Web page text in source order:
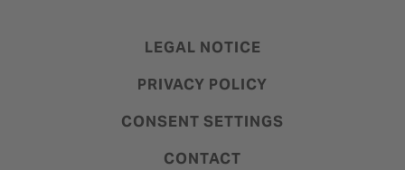
LEGAL NOTICE
PRIVACY POLICY
CONSENT SETTINGS
CONTACT